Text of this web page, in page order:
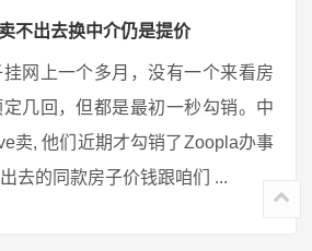
不出去换中介仍是提价
网上一个多月，没有一个来看房
几回，但都是最初一秒勾销。中
卖, 他们近期才勾销了Zoopla办事
去的同款房子价钱跟咱们 ...